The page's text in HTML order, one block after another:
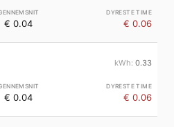
€ 0.04 € 0.06
0.33
€ 0.04 € 0.06